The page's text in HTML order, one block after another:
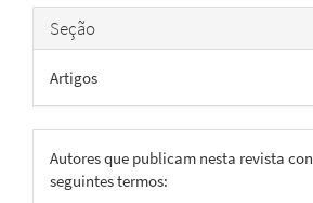
Seção
Artigos
Autores que publicam nesta revista
seguintes termos: